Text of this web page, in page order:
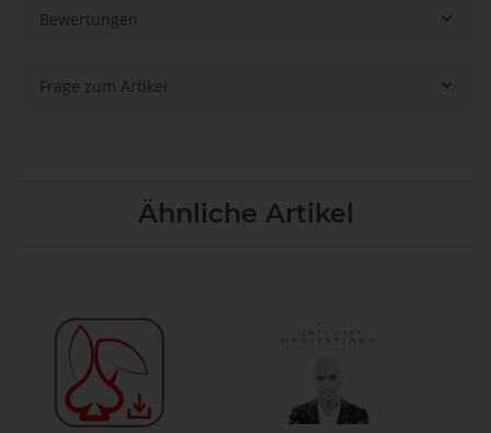
Bewertungen
Frage zum Artikel
Ähnliche Artikel